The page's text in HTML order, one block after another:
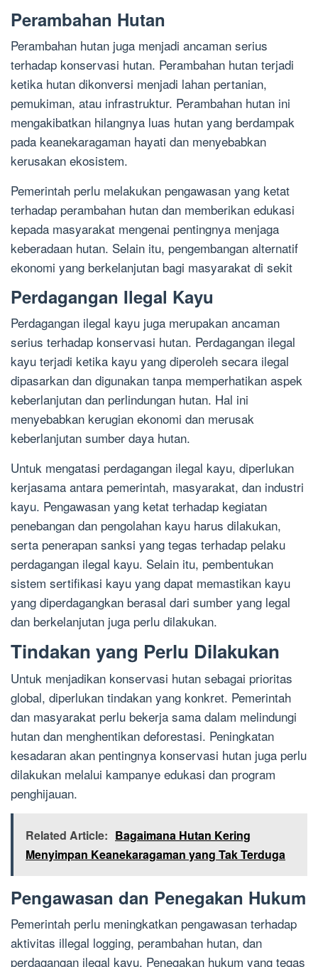
Perambahan Hutan
Perambahan hutan juga menjadi ancaman serius
terhadap konservasi hutan. Perambahan hutan terjadi
ketika hutan dikonversi menjadi lahan pertanian,
pemukiman, atau infrastruktur. Perambahan hutan ini
mengakibatkan hilangnya luas hutan yang berdampak
pada keanekaragaman hayati dan menyebabkan
kerusakan ekosistem.
Pemerintah perlu melakukan pengawasan yang ketat
terhadap perambahan hutan dan memberikan edukasi
kepada masyarakat mengenai pentingnya menjaga
keberadaan hutan. Selain itu, pengembangan alternatif
ekonomi yang berkelanjutan bagi masyarakat di sekit
Perdagangan Ilegal Kayu
Perdagangan ilegal kayu juga merupakan ancaman
serius terhadap konservasi hutan. Perdagangan ilegal
kayu terjadi ketika kayu yang diperoleh secara ilegal
dipasarkan dan digunakan tanpa memperhatikan aspek
keberlanjutan dan perlindungan hutan. Hal ini
menyebabkan kerugian ekonomi dan merusak
keberlanjutan sumber daya hutan.
Untuk mengatasi perdagangan ilegal kayu, diperlukan
kerjasama antara pemerintah, masyarakat, dan industri
kayu. Pengawasan yang ketat terhadap kegiatan
penebangan dan pengolahan kayu harus dilakukan,
serta penerapan sanksi yang tegas terhadap pelaku
perdagangan ilegal kayu. Selain itu, pembentukan
sistem sertifikasi kayu yang dapat memastikan kayu
yang diperdagangkan berasal dari sumber yang legal
dan berkelanjutan juga perlu dilakukan.
Tindakan yang Perlu Dilakukan
Untuk menjadikan konservasi hutan sebagai prioritas
global, diperlukan tindakan yang konkret. Pemerintah
dan masyarakat perlu bekerja sama dalam melindungi
hutan dan menghentikan deforestasi. Peningkatan
kesadaran akan pentingnya konservasi hutan juga perlu
dilakukan melalui kampanye edukasi dan program
penghijauan.
Related Article: Bagaimana Hutan Kering
Menyimpan Keanekaragaman yang Tak Terduga
Pengawasan dan Penegakan Hukum
Pemerintah perlu meningkatkan pengawasan terhadap
aktivitas illegal logging, perambahan hutan, dan
perdagangan ilegal kayu. Penegakan hukum yang tegas